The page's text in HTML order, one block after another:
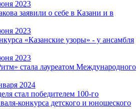
2023
заявили о себе в Казани и в
2023
«Казанские узоры» - у ансамбля
2023
стала лауреатом Международного
2024
стал победителем 100-го
конкурса детского и юношеского